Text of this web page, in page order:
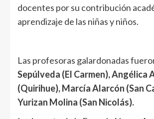
docentes por su contribución
aprendizaje de las niñas y niños.
Las profesoras galardonadas
Sepúlveda (El Carmen), Angélica
(Quirihue), Marcía Alarcón (San
Yurizan Molina (San Nicolás).